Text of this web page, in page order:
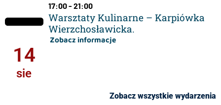
14
sie
17:00 - 21:00
Warsztaty Kulinarne – Karpiówka
Wierzchosławicka.
Zobacz informacje
Zobacz wszystkie wydarzenia